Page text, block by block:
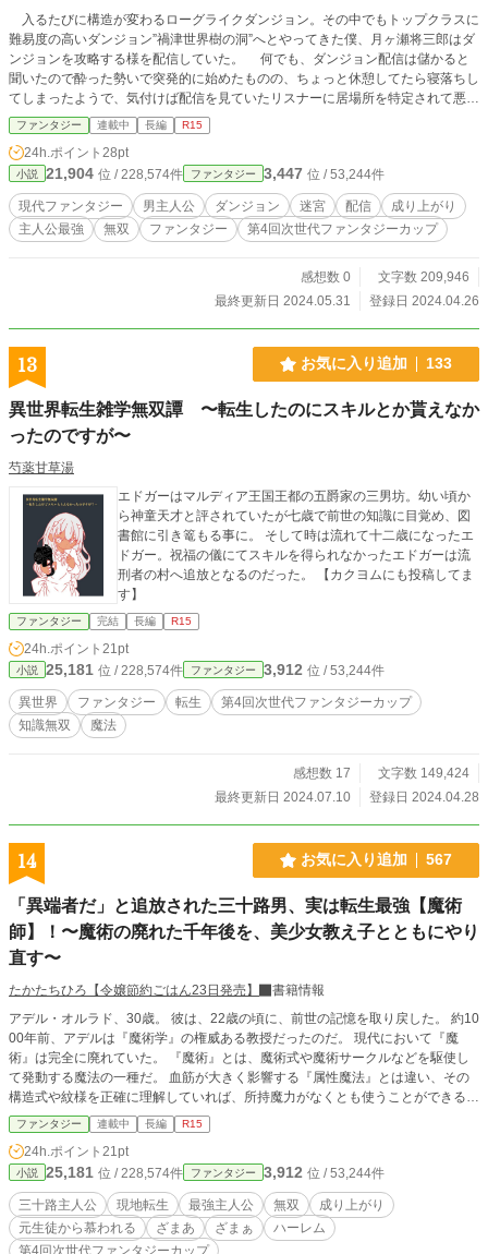
入るたびに構造が変わるローグライクダンジョン。その中でもトップクラスに
難易度の高いダンジョン”禍津世界樹の洞”へとやってきた僕、月ヶ瀬将三郎はダ
ンジョンを攻略する様を配信していた。 何でも、ダンジョン配信は儲かると
聞いたので酔った勢いで突発的に始めたものの、ちょっと休憩してたら寝落ちし
てしまったようで、気付けば配信を見ていたリスナーに居場所を特定されて悪戯
で転移罠に放り込まれてしまった！ ばっちり配信に映っていたみたいで、僕
の危機的状況を面白半分で視聴する奴の所為でどんどん配信が広まってしまう。
サブスクも増えていくが、此処で死んだら意味ないじゃないか！ 僕ァ戻って
絶対にこのお金で楽な生活をするんだ……死ぬ気で戻ってやる！！！！ ※この
作品は小説家になろう様、カクヨム様でも投稿しています。
ファンタジー 連載中 長編 R15
24h.ポイント 28pt
小説 21,904 位 / 228,574件 ファンタジー 3,447 位 / 53,244件
現代ファンタジー 男主人公 ダンジョン 迷宮 配信
成り上がり
主人公最強
無双 ファンタジー 第4回次世代ファンタジーカップ
感想数 0
文字数 209,946
最終更新日 2024.05.31
登録日 2024.04.26
13 お気に入り追加 133
異世界転生雑学無双譚 〜転生したのにスキルとか貰えなか
ったのですが〜
芍薬甘草湯
エドガーはマルディア王国王都の五爵家の三男坊。幼い頃か
ら神童天才と評されていたが七歳で前世の知識に目覚め、図
書館に引き篭もる事に。 そして時は流れて十二歳になったエ
ドガー。祝福の儀にてスキルを得られなかったエドガーは流
刑者の村へ追放となるのだった。 【カクヨムにも投稿してま
す】
ファンタジー 完結 長編 R15
24h.ポイント 21pt
小説 25,181 位 / 228,574件 ファンタジー 3,912 位 / 53,244件
異世界 ファンタジー 転生
第4回次世代ファンタジーカップ
知識無双
魔法
感想数 17
文字数 149,424
最終更新日 2024.07.10
登録日 2024.04.28
14 お気に入り追加 567
「異端者だ」と追放された三十路男、実は転生最強【魔術
師】！〜魔術の廃れた千年後を、美少女教え子とともにやり
直す〜
たかたちひろ【令嬢節約ごはん23日発売】
書籍情報
アデル・オルラド、30歳。 彼は、22歳の頃に、前世の記憶を取り戻した。 約10
00年前、アデルは『魔術学』の権威ある教授だったのだ。 現代において『魔
術』は完全に廃れていた。 『魔術』とは、魔術式や魔術サークルなどを駆使し
て発動する魔法の一種だ。 血筋が大きく影響する『属性魔法』とは違い、その
構造式や紋様を正確に理解していれば、所持魔力がなくとも使うことができる。
そのため1000年前においては、日常生活から戦闘、ものづくりまで広く使われ
ていたのだが…… どういうわけか現代では、学問として指導されることもなく
なり、『劣化魔法』『雑用魔法』扱い。 『属性魔法』のみが隆盛を迎えてい
た。 そんななか、記憶を取り戻したアデルは1000年前の『喪失魔術』を活かし
て、一度は王立第一魔法学校の教授にまで上り詰める。 しかし、『魔術学』の
隆盛を恐れた他の教授の陰謀により、地位を追われ、王都をも追放されてしまっ
たのだ。 「今後、魔術を使えば、お前の知人にも危害が及ぶ」 と脅されて、魔
ファンタジー 連載中 長編 R15
24h.ポイント 21pt
小説 25,181 位 / 228,574件 ファンタジー 3,912 位 / 53,244件
三十路主人公 現地転生 最強主人公 無双
成り上がり
元生徒から慕われる
ざまあ ざまぁ
ハーレム
第4回次世代ファンタジーカップ